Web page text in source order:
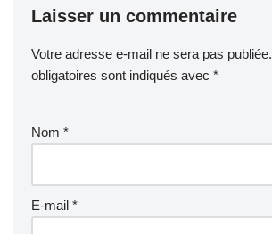
Laisser un commentaire
Votre adresse e-mail ne sera pas publiée.
obligatoires sont indiqués avec *
Nom *
E-mail *